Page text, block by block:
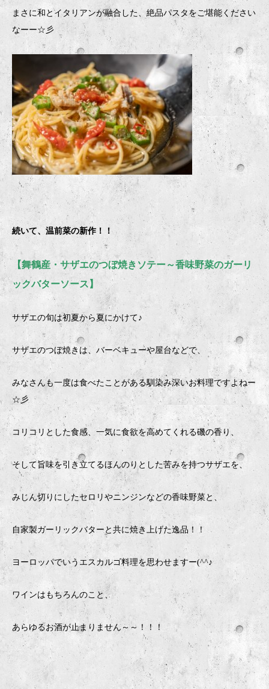
まさに和とイタリアンが融合した、絶品パスタをご堪能ください
なーー☆彡
続いて、温前菜の新作！！
【舞鶴産・サザエのつぼ焼きソテー～香味野菜のガーリ
ックバターソース】
サザエの旬は初夏から夏にかけて♪
サザエのつぼ焼きは、バーベキューや屋台などで、
みなさんも一度は食べたことがある馴染み深いお料理ですよねー
☆彡
コリコリとした食感、一気に食欲を高めてくれる磯の香り、
そして旨味を引き立てるほんのりとした苦みを持つサザエを、
みじん切りにしたセロリやニンジンなどの香味野菜と、
自家製ガーリックバターと共に焼き上げた逸品！！
ヨーロッパでいうエスカルゴ料理を思わせますー(^^♪
ワインはもちろんのこと、
あらゆるお酒が止まりません～～！！！